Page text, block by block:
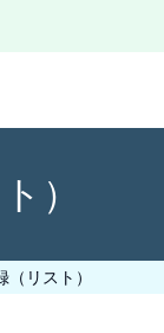
）
（リスト）